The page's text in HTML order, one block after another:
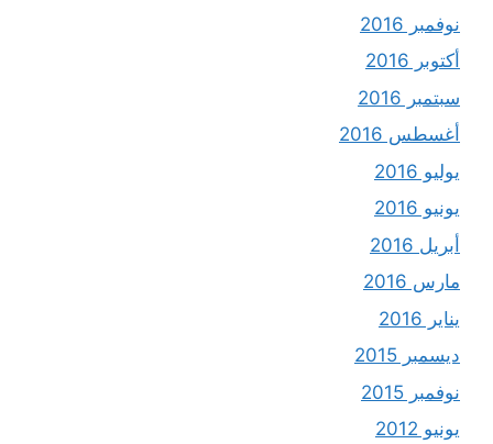
نوفمبر 2016
أكتوبر 2016
سبتمبر 2016
أغسطس 2016
يوليو 2016
يونيو 2016
أبريل 2016
مارس 2016
يناير 2016
ديسمبر 2015
نوفمبر 2015
يونيو 2012